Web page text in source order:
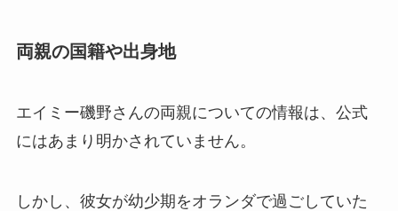
両親の国籍や出身地
エイミー磯野さんの両親についての情報は、公式
にはあまり明かされていません。
しかし、彼女が幼少期をオランダで過ごしていた